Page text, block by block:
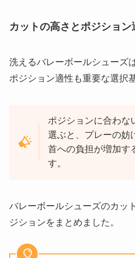
カットの高さとポジション
洗えるバレーボールシューズ
ポジション適性も重要な選択
ポジションに合わな
選ぶと、プレーの妨
首への負担が増加す
す。
バレーボールシューズのカッ
ジションをまとめました。